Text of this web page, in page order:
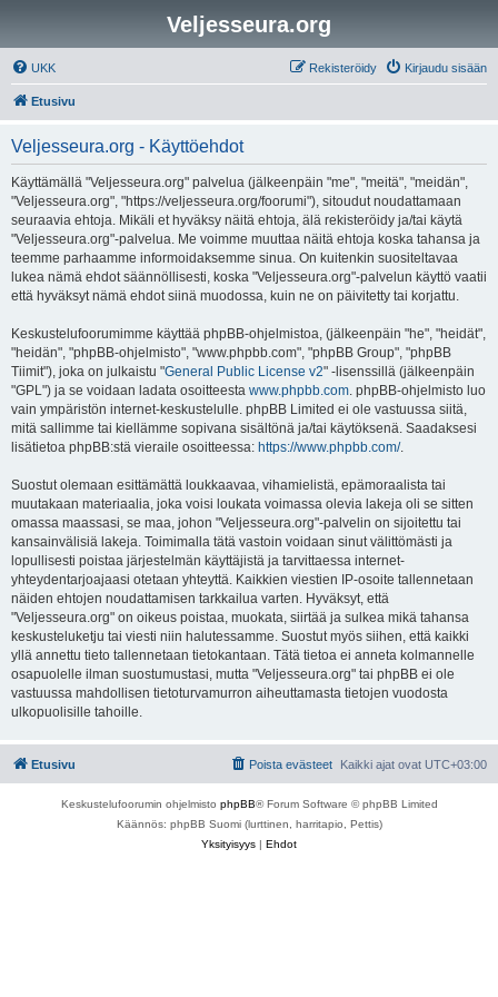
Veljesseura.org
UKK Kirjaudu sisään
Rekisteröidy
Etusivu
Veljesseura.org - Käyttöehdot
Käyttämällä "Veljesseura.org" palvelua (jälkeenpäin "me", "meitä", "meidän",
"Veljesseura.org", "https://veljesseura.org/foorumi"), sitoudut noudattamaan
seuraavia ehtoja. Mikäli et hyväksy näitä ehtoja, älä rekisteröidy ja/tai käytä
"Veljesseura.org"-palvelua. Me voimme muuttaa näitä ehtoja koska tahansa ja
teemme parhaamme informoidaksemme sinua. On kuitenkin suositeltavaa
lukea nämä ehdot säännöllisesti, koska "Veljesseura.org"-palvelun käyttö vaatii
että hyväksyt nämä ehdot siinä muodossa, kuin ne on päivitetty tai korjattu.
Keskustelufoorumimme käyttää phpBB-ohjelmistoa, (jälkeenpäin "he", "heidät",
"heidän", "phpBB-ohjelmisto", "www.phpbb.com", "phpBB Group", "phpBB
Tiimit"), joka on julkaistu "General Public License v2" -lisenssillä (jälkeenpäin
"GPL") ja se voidaan ladata osoitteesta www.phpbb.com. phpBB-ohjelmisto luo
vain ympäristön internet-keskustelulle. phpBB Limited ei ole vastuussa siitä,
mitä sallimme tai kiellämme sopivana sisältönä ja/tai käytöksenä. Saadaksesi
lisätietoa phpBB:stä vieraile osoitteessa: https://www.phpbb.com/.
Suostut olemaan esittämättä loukkaavaa, vihamielistä, epämoraalista tai
muutakaan materiaalia, joka voisi loukata voimassa olevia lakeja oli se sitten
omassa maassasi, se maa, johon "Veljesseura.org"-palvelin on sijoitettu tai
kansainvälisiä lakeja. Toimimalla tätä vastoin voidaan sinut välittömästi ja
lopullisesti poistaa järjestelmän käyttäjistä ja tarvittaessa internet-
yhteydentarjoajaasi otetaan yhteyttä. Kaikkien viestien IP-osoite tallennetaan
näiden ehtojen noudattamisen tarkkailua varten. Hyväksyt, että
"Veljesseura.org" on oikeus poistaa, muokata, siirtää ja sulkea mikä tahansa
keskusteluketju tai viesti niin halutessamme. Suostut myös siihen, että kaikki
yllä annettu tieto tallennetaan tietokantaan. Tätä tietoa ei anneta kolmannelle
osapuolelle ilman suostumustasi, mutta "Veljesseura.org" tai phpBB ei ole
vastuussa mahdollisen tietoturvamurron aiheuttamasta tietojen vuodosta
ulkopuolisille tahoille.
Etusivu Kaikki ajat ovat UTC+03:00
Poista evästeet
Keskustelufoorumin ohjelmisto phpBB® Forum Software © phpBB Limited
Käännös: phpBB Suomi (lurttinen, harritapio, Pettis)
Yksityisyys | Ehdot